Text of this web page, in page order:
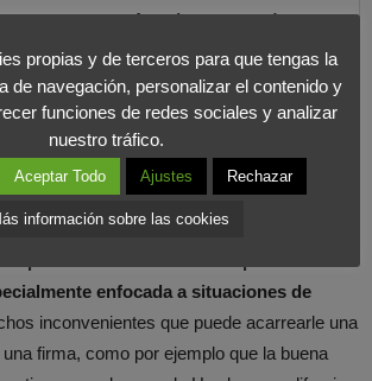
situación de crisis la
debe ser capaz de
y actuar de manera
inmediata
no solo a Hawkers si no a la mayoría de
enfocada a situaciones de
inconvenientes que puede acarrearle una
firma, como por ejemplo que la buena
propias y de terceros para que tengas la
de navegación, personalizar el contenido y
funciones de redes sociales y analizar
nuestro tráfico.
Aceptar Todo Ajustes Rechazar
información sobre las cookies